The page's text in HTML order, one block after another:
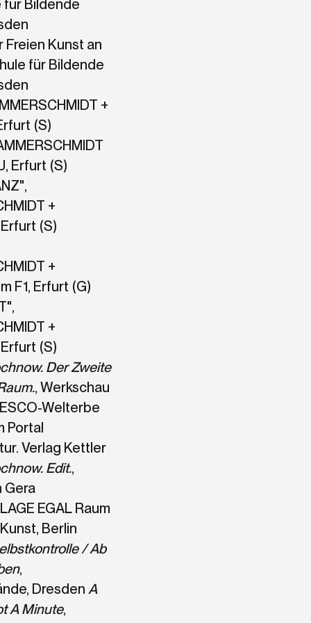
für Bildende
Freien Kunst an
für Bildende
+
(S)
Erfurt (S)
+
(S)
+
F1, Erfurt (G)
+
(S)
Der Zweite
, Werkschau
Welterbe
Portal
Verlag Kettler
Edit.,
Gera
EGAL Raum
Berlin
/ Ab
,
DresdenA
A Minute,